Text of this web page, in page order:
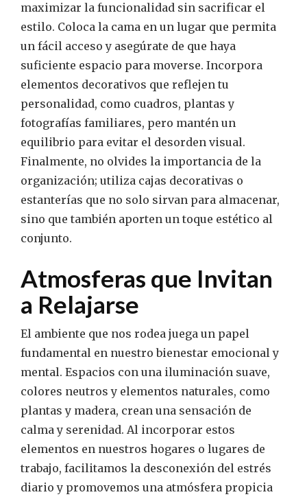
maximizar la funcionalidad sin sacrificar el
estilo. Coloca la cama en un lugar que permita
un fácil acceso y asegúrate de que haya
suficiente espacio para moverse. Incorpora
elementos decorativos que reflejen tu
personalidad, como cuadros, plantas y
fotografías familiares, pero mantén un
equilibrio para evitar el desorden visual.
Finalmente, no olvides la importancia de la
organización; utiliza cajas decorativas o
estanterías que no solo sirvan para almacenar,
sino que también aporten un toque estético al
conjunto.
Atmosferas que Invitan
a Relajarse
El ambiente que nos rodea juega un papel
fundamental en nuestro bienestar emocional y
mental. Espacios con una iluminación suave,
colores neutros y elementos naturales, como
plantas y madera, crean una sensación de
calma y serenidad. Al incorporar estos
elementos en nuestros hogares o lugares de
trabajo, facilitamos la desconexión del estrés
diario y promovemos una atmósfera propicia